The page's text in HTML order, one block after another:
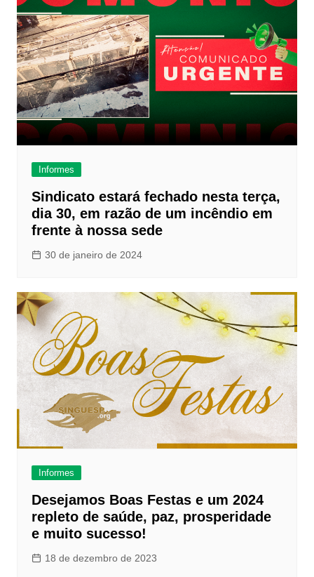
Informes
Sindicato estará fechado nesta terça,
dia 30, em razão de um incêndio em
frente à nossa sede
30 de janeiro de 2024
Informes
Desejamos Boas Festas e um 2024
repleto de saúde, paz, prosperidade
e muito sucesso!
18 de dezembro de 2023